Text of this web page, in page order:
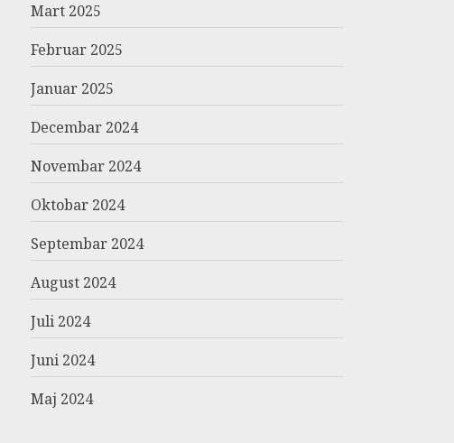
Mart 2025
Februar 2025
Januar 2025
Decembar 2024
Novembar 2024
Oktobar 2024
Septembar 2024
August 2024
Juli 2024
Juni 2024
Maj 2024